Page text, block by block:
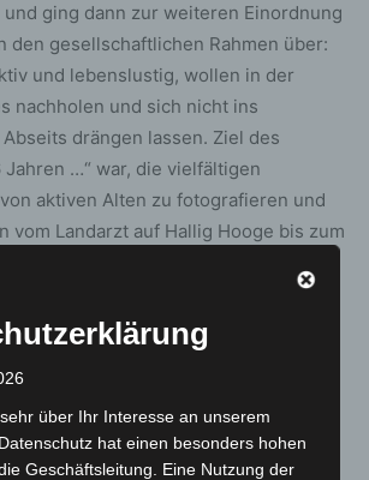
ging dann zur weiteren Einordnung
den gesellschaftlichen Rahmen über:
und lebenslustig, wollen in der
nachholen und sich nicht ins
drängen lassen. Ziel des
Jahren …“ war, die vielfältigen
aktiven Alten zu fotografieren und
vom Landarzt auf Hallig Hooge bis zum
in Thüringen, vom alten Schalke
bis zu dem Kleinbauern Werner in
Schorfheide“.
ist eindrucksvoll
über Ihr Interesse an unserem
hat einen besonders hohen
Geschäftsleitung. Eine Nutzung der